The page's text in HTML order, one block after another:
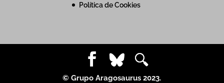
Política de Cookies
© Grupo Aragosaurus 2023.